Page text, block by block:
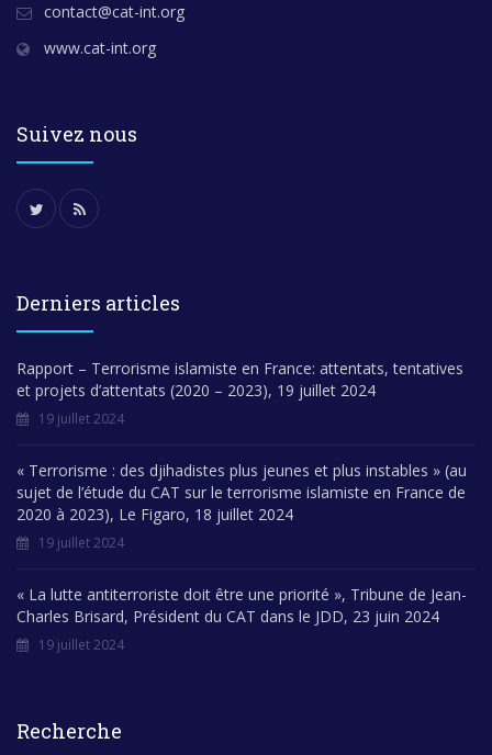
contact@cat-int.org
www.cat-int.org
Suivez nous
Derniers articles
Rapport – Terrorisme islamiste en France: attentats, tentatives
et projets d’attentats (2020 – 2023), 19 juillet 2024
19 juillet 2024
« Terrorisme : des djihadistes plus jeunes et plus instables » (au
sujet de l’étude du CAT sur le terrorisme islamiste en France de
2020 à 2023), Le Figaro, 18 juillet 2024
19 juillet 2024
« La lutte antiterroriste doit être une priorité », Tribune de Jean-
Charles Brisard, Président du CAT dans le JDD, 23 juin 2024
19 juillet 2024
Recherche